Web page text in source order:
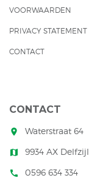
VOORWAARDEN
PRIVACY STATEMENT
CONTACT
CONTACT
room Waterstraat 64
map 9934 AX Delfzijl
call 0596 634 334